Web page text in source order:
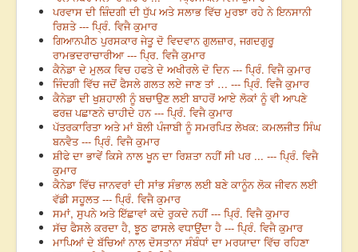
ਪਰਵਾਸ ਦੀ ਜ਼ਿੰਦਗੀ ਦੀ ਧੁੱਪ ਅਤੇ ਸਲਾਭ ਵਿੱਚ ਮੁਰਝਾ ਰਹੇ ਨੇ ਇਨਸਾਨੀ
ਰਿਸ਼ਤੇ --- ਪ੍ਰਿੰ. ਵਿਜੈ ਕੁਮਾਰ
ਗਿਆਨਪੀਠ ਪੁਰਸਕਾਰ ਜੇਤੂ ਦੋ ਵਿਦਵਾਨ ਗੁਲਜ਼ਾਰ, ਜਗਦਗੁਰੂ
ਰਾਮਭਦਰਾਚਾਰੀਆ --- ਪ੍ਰਿ. ਵਿਜੈ ਕੁਮਾਰ
ਕੈਨੇਡਾ ਦੇ ਮੁਲਕ ਵਿਚ ਹਫਤੇ ਦੇ ਅਖੀਰਲੇ ਦੋ ਦਿਨ --- ਪ੍ਰਿੰ. ਵਿਜੈ ਕੁਮਾਰ
ਜਿੰਦਗੀ ਵਿੱਚ ਜਦੋਂ ਫੈਸਲੇ ਗਲਤ ਲਏ ਜਾਣ ਤਾਂ … --- ਪ੍ਰਿੰ. ਵਿਜੈ ਕੁਮਾਰ
ਕੈਨੇਡਾ ਦੀ ਖੁਸ਼ਹਾਲੀ ਨੂੰ ਬਚਾਉਣ ਲਈ ਬਾਹਰੋਂ ਆਏ ਲੋਕਾਂ ਨੂੰ ਵੀ ਆਪਣੇ
ਫਰਜ਼ ਪਛਾਣਨੇ ਚਾਹੀਦੇ ਹਨ --- ਪ੍ਰਿੰ. ਵਿਜੈ ਕੁਮਾਰ
ਪੱਤਰਕਾਰਿਤਾ ਅਤੇ ਮਾਂ ਬੋਲੀ ਪੰਜਾਬੀ ਨੂੰ ਸਮਰਪਿਤ ਲੇਖਕ: ਕਮਲਜੀਤ ਸਿੰਘ
ਬਨਵੈਤ --- ਪ੍ਰਿੰ. ਵਿਜੈ ਕੁਮਾਰ
ਸ਼ੀਫੇ ਦਾ ਭਾਵੇਂ ਕਿਸੇ ਨਾਲ ਖੂਨ ਦਾ ਰਿਸ਼ਤਾ ਨਹੀਂ ਸੀ ਪਰ ... --- ਪ੍ਰਿੰ. ਵਿਜੈ
ਕੁਮਾਰ
ਕੈਨੇਡਾ ਵਿੱਚ ਜਾਨਵਰਾਂ ਦੀ ਸਾਂਭ ਸੰਭਾਲ ਲਈ ਬਣੇ ਕਾਨੂੰਨ ਲੋਕ ਜੀਵਨ ਲਈ
ਵੱਡੀ ਸਹੂਲਤ --- ਪ੍ਰਿੰ. ਵਿਜੈ ਕੁਮਾਰ
ਸਮਾਂ, ਸੁਪਨੇ ਅਤੇ ਇੱਛਾਵਾਂ ਕਦੇ ਰੁਕਦੇ ਨਹੀਂ --- ਪ੍ਰਿੰ. ਵਿਜੈ ਕੁਮਾਰ
ਸੱਚ ਫੈਸਲੇ ਕਰਦਾ ਹੈ, ਝੂਠ ਫਾਸਲੇ ਵਧਾਉਂਦਾ ਹੈ --- ਪ੍ਰਿੰ. ਵਿਜੈ ਕੁਮਾਰ
ਮਾਪਿਆਂ ਦੇ ਬੱਚਿਆਂ ਨਾਲ ਦੋਸਤਾਨਾ ਸੰਬੰਧਾਂ ਦਾ ਮਰਯਾਦਾ ਵਿੱਚ ਰਹਿਣਾ